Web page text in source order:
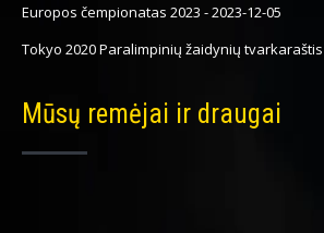
Europos čempionatas 2023 -2023-12-05
Tokyo 2020 Paralimpinių žaidynių tvarkaraštis
Mūsų remėjai ir draugai